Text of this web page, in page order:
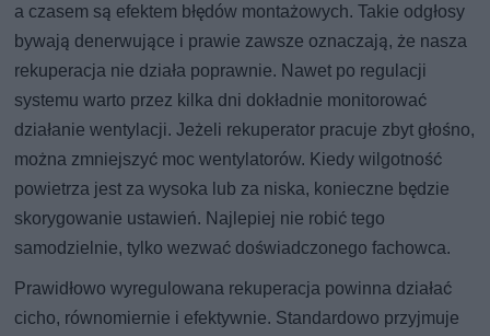
a czasem są efektem błędów montażowych. Takie odgłosy
bywają denerwujące i prawie zawsze oznaczają, że nasza
rekuperacja nie działa poprawnie. Nawet po regulacji
systemu warto przez kilka dni dokładnie monitorować
działanie wentylacji. Jeżeli rekuperator pracuje zbyt głośno,
można zmniejszyć moc wentylatorów. Kiedy wilgotność
powietrza jest za wysoka lub za niska, konieczne będzie
skorygowanie ustawień. Najlepiej nie robić tego
samodzielnie, tylko wezwać doświadczonego fachowca.
Prawidłowo wyregulowana rekuperacja powinna działać
cicho, równomiernie i efektywnie. Standardowo przyjmuje